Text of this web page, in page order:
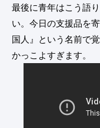
最後に青年はこう語
い。今日の支援品を
国人』という名前で
かっこよすぎます。